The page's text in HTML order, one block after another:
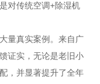
对传统空调+除湿机
量真实案例。来自广
证实，无论是老旧小
，并显著提升了全年